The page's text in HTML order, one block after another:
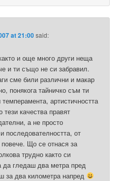
at 21:00said:
и още много други неща
и ти също не си забравил.
сме били различни и макар
понякога тайничко съм ти
артистичността
качества правят
а не просто
последователността, от
Що се отнася за
трудно както си
гледаш два метра пред
за два километра напред